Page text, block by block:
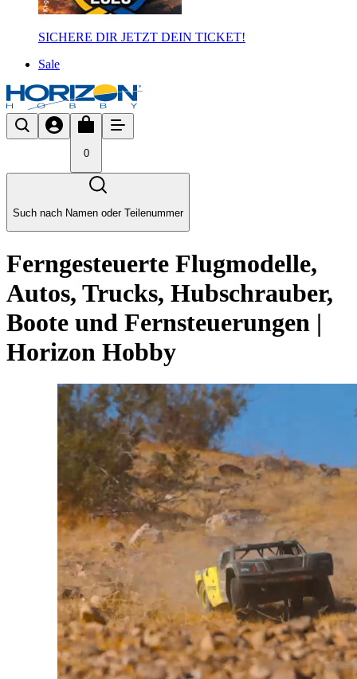
SICHERE DIR JETZT DEIN TICKET!
Sale
0
Such nach Namen oder Teilenummer
Ferngesteuerte Flugmodelle,
Autos, Trucks, Hubschrauber,
Boote und Fernsteuerungen |
Horizon Hobby